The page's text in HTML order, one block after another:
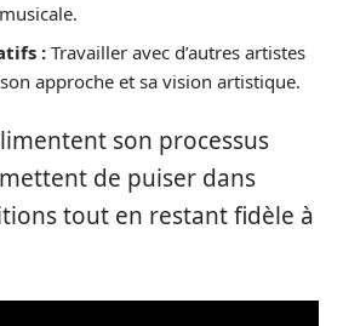
: Travailler avec d’autres artistes
approche et sa vision artistique.
son processus
de puiser dans
tout en restant fidèle à